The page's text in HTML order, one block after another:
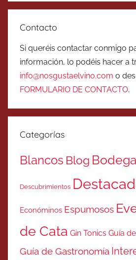
Contacto
Si queréis contactar conmigo
información, lo podéis hacer a
info@nosgustaelvino.com o
FORMULARIO DE CONTACTO.
Categorías
Blancos Blog
Descubrimientos
Económinos Espumosos
de Cata Gin Tonics Guía
Guía de Gastronomía